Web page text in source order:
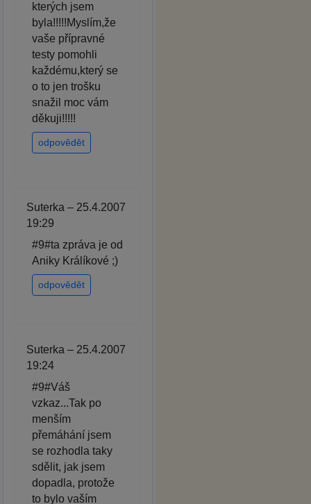
kterých jsem
byla!!!!!Myslím,že
vaše přípravné
testy pomohli
každému,který se
o to jen trošku
snažil moc vám
děkuji!!!!!
odpovědět
Suterka – 25.4.2007
19:29
#9#ta zpráva je od
Aniky Králíkové ;)
odpovědět
Suterka – 25.4.2007
19:24
#9#Váš
vzkaz...Tak po
menším
přemáhání jsem
se rozhodla taky
sdělit, jak jsem
dopadla, protože
to bylo vaším